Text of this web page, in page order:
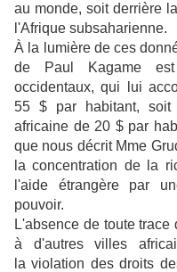
au monde, soit derrière
l'Afrique subsaharienne.
À la lumière de ces
de Paul Kagame
occidentaux, qui lui
55 $ par habitant,
africaine de 20 $ par
que nous décrit Mme
la concentration de la
l'aide étrangère par
pouvoir.
L'absence de toute
à d'autres villes
la violation des droits